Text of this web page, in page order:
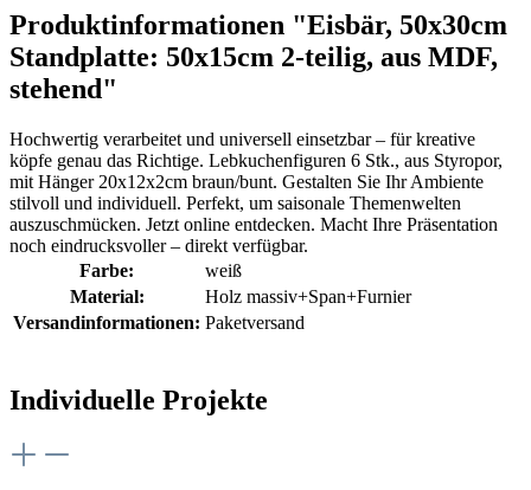
Produktinformationen "Eisbär, 50x30cm
Standplatte: 50x15cm 2-teilig, aus MDF,
stehend"
Hochwertig verarbeitet und universell einsetzbar – für kreative
köpfe genau das Richtige. Lebkuchenfiguren 6 Stk., aus Styropor,
mit Hänger 20x12x2cm braun/bunt. Gestalten Sie Ihr Ambiente
stilvoll und individuell. Perfekt, um saisonale Themenwelten
auszuschmücken. Jetzt online entdecken. Macht Ihre Präsentation
noch eindrucksvoller – direkt verfügbar.
Farbe:
weiß
Material:
Holz massiv+Span+Furnier
Versandinformationen: Paketversand
Individuelle Projekte